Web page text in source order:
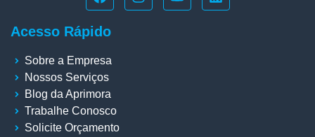
Acesso Rápido
Sobre a Empresa
Nossos Serviços
Blog da Aprimora
Trabalhe Conosco
Solicite Orçamento